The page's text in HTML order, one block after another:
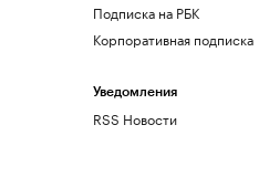
Подписка на РБК
Корпоративная подписка
Уведомления
RSS Новости